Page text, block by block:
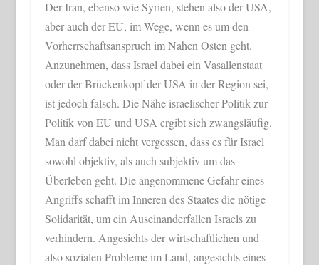
Der Iran, ebenso wie Syrien, stehen also der USA,
aber auch der EU, im Wege, wenn es um den
Vorherrschaftsanspruch im Nahen Osten geht.
Anzunehmen, dass Israel dabei ein Vasallenstaat
oder der Brückenkopf der USA in der Region sei,
ist jedoch falsch. Die Nähe israelischer Politik zur
Politik von EU und USA ergibt sich zwangsläufig.
Man darf dabei nicht vergessen, dass es für Israel
sowohl objektiv, als auch subjektiv um das
Überleben geht. Die angenommene Gefahr eines
Angriffs schafft im Inneren des Staates die nötige
Solidarität, um ein Auseinanderfallen Israels zu
verhindern. Angesichts der wirtschaftlichen und
also sozialen Probleme im Land, angesichts eines